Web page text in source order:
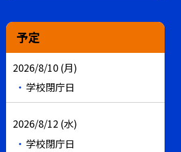
予定
2026/8/10 (月)
学校閉庁日
2026/8/12 (水)
学校閉庁日